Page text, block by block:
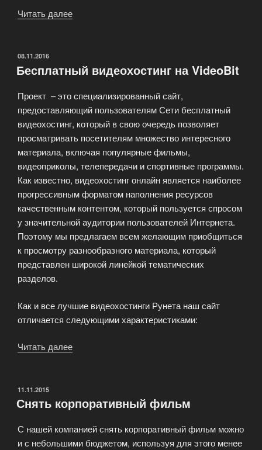
Читать далее
ОПУБЛИКОВАНО
08.11.2016
Бесплатный видеохостинг на VideoBit
Проект – это специализированный сайт,
предоставляющий пользователям Сети бесплатный
видеохостинг, который в свою очередь позволяет
просматривать посетителям множество интересного
материала, включая популярные фильмы,
видеоприколы, телепередачи и спортивные программы.
Как известно, видеохостинг онлайн является наиболее
прогрессивным форматом наполнения ресурсов
качественным контентом, который пользуется спросом
у значительной аудитории пользователей Интернета.
Поэтому мы предлагаем всем желающим приобщиться
к просмотру разнообразного материала, который
представлен широкой линейкой тематических
разделов.
Как и все лучшие видеохостинги Рунета наш сайт
отличается следующими характеристиками:
Читать далее
ОПУБЛИКОВАНО
11.11.2015
Снять корпоративный фильм
С нашей компанией снять корпоративный фильм можно
и с небольшими бюджетом, используя для этого менее